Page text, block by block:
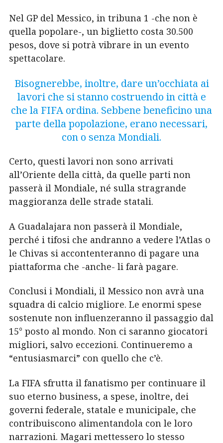
Nel GP del Messico, in tribuna 1 -che non è
quella popolare-, un biglietto costa 30.500
pesos, dove si potrà vibrare in un evento
spettacolare.
Bisognerebbe, inoltre, dare un’occhiata ai
lavori che si stanno costruendo in città e
che la FIFA ordina. Sebbene beneficino una
parte della popolazione, erano necessari,
con o senza Mondiali.
Certo, questi lavori non sono arrivati
all’Oriente della città, da quelle parti non
passerà il Mondiale, né sulla stragrande
maggioranza delle strade statali.
A Guadalajara non passerà il Mondiale,
perché i tifosi che andranno a vedere l’Atlas o
le Chivas si accontenteranno di pagare una
piattaforma che -anche- li farà pagare.
Conclusi i Mondiali, il Messico non avrà una
squadra di calcio migliore. Le enormi spese
sostenute non influenzeranno il passaggio dal
15° posto al mondo. Non ci saranno giocatori
migliori, salvo eccezioni. Continueremo a
“entusiasmarci” con quello che c’è.
La FIFA sfrutta il fanatismo per continuare il
suo eterno business, a spese, inoltre, dei
governi federale, statale e municipale, che
contribuiscono alimentandola con le loro
narrazioni. Magari mettessero lo stesso